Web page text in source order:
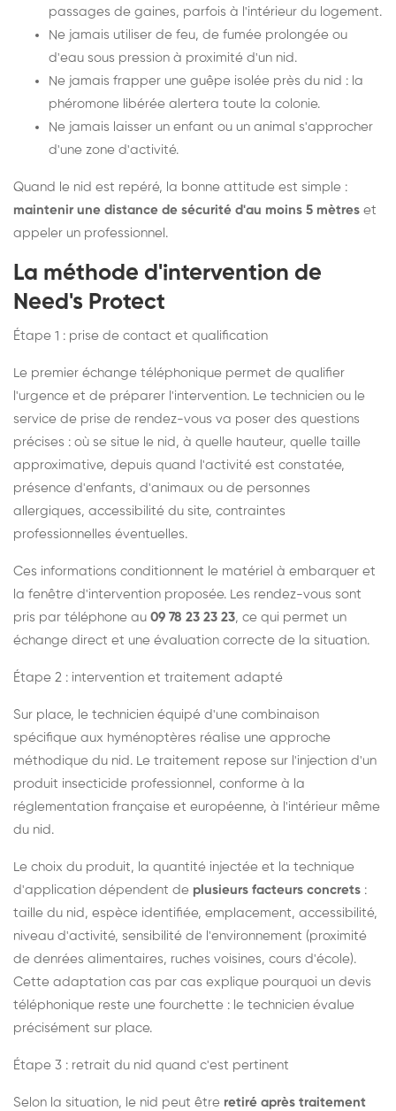
passages de gaines, parfois à l'intérieur du logement.
Ne jamais utiliser de feu, de fumée prolongée ou
d'eau sous pression à proximité d'un nid.
Ne jamais frapper une guêpe isolée près du nid : la
phéromone libérée alertera toute la colonie.
Ne jamais laisser un enfant ou un animal s'approcher
d'une zone d'activité.
Quand le nid est repéré, la bonne attitude est simple :
maintenir une distance de sécurité d'au moins 5 mètres et
appeler un professionnel.
La méthode d'intervention de
Need's Protect
Étape 1 : prise de contact et qualification
Le premier échange téléphonique permet de qualifier
l'urgence et de préparer l'intervention. Le technicien ou le
service de prise de rendez-vous va poser des questions
précises : où se situe le nid, à quelle hauteur, quelle taille
approximative, depuis quand l'activité est constatée,
présence d'enfants, d'animaux ou de personnes
allergiques, accessibilité du site, contraintes
professionnelles éventuelles.
Ces informations conditionnent le matériel à embarquer et
la fenêtre d'intervention proposée. Les rendez-vous sont
pris par téléphone au 09 78 23 23 23, ce qui permet un
échange direct et une évaluation correcte de la situation.
Étape 2 : intervention et traitement adapté
Sur place, le technicien équipé d'une combinaison
spécifique aux hyménoptères réalise une approche
méthodique du nid. Le traitement repose sur l'injection d'un
produit insecticide professionnel, conforme à la
réglementation française et européenne, à l'intérieur même
du nid.
Le choix du produit, la quantité injectée et la technique
d'application dépendent de plusieurs facteurs concrets :
taille du nid, espèce identifiée, emplacement, accessibilité,
niveau d'activité, sensibilité de l'environnement (proximité
de denrées alimentaires, ruches voisines, cours d'école).
Cette adaptation cas par cas explique pourquoi un devis
téléphonique reste une fourchette : le technicien évalue
précisément sur place.
Étape 3 : retrait du nid quand c'est pertinent
Selon la situation, le nid peut être retiré après traitement